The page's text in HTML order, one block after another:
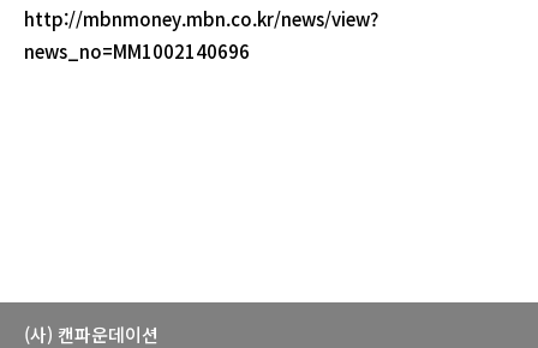
http://mbnmoney.mbn.co.kr/news/view?
news_no=MM1002140696
(사) 캔파운데이션